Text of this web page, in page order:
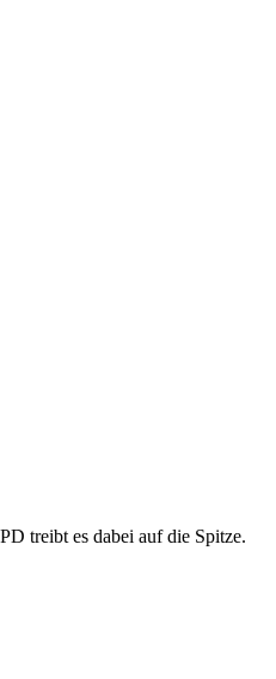
treibt es dabei auf die Spitze.